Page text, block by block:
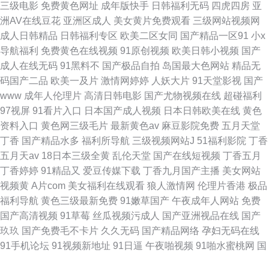
三级电影 免费黄色网址 成年版快手 日韩福利无码 四虎四房 亚
洲AV在线豆花 亚洲区成人 美女黄片免费观看 三级网站视频网
成人日韩精品 日韩福利专区 欧美二区女同 国产精品一区91 小x
导航福利 免费黄色在线视频 91原创视频 欧美日韩小视频 国产
成人在线无码 91黑料不 国产极品自拍 岛国最大色网站 精品无
码国产二品 欧美一及片 激情网婷婷 人妖大片 91天堂影视 国产
www 成年人伦理片 高清日韩电影 国产尤物视频在线 超碰福利
97视屏 91看片入口 日本国产成人视频 日本日韩欧美在线 黄色
资料入口 黄色网三级毛片 最新黄色av 麻豆影院免费 五月天堂
丁香 国产精品水多 福利所导航 三级视频网站J 51福利影院 丁香
五月天av 18日本三级全黄 乱伦天堂 国产在线短视频 丁香五月
丁香婷婷 91精品又 爱豆传媒下载 丁香九月国产主播 美女网站
视频黄 A片com 美女福利在线观看 狼人激情网 伦理片香港 极品
福利导航 黄色三级最新免费 91嫩草国产 午夜成年人网站 免费
国产高清视频 91草莓 丝瓜视频污成人 国产亚洲视品在线 国产
玖玖 国产免费毛不卡片 久久无码 国产精品网络 孕妇无码在线
91手机论坛 91视频新地址 91日逼 午夜啪视频 91啪水蜜桃网 国